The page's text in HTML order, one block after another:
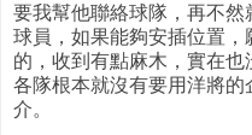
要我幫他聯絡球隊，再不
球員，如果能夠安插位置
的，收到有點麻木，實在
各隊根本就沒有要用洋將
介。